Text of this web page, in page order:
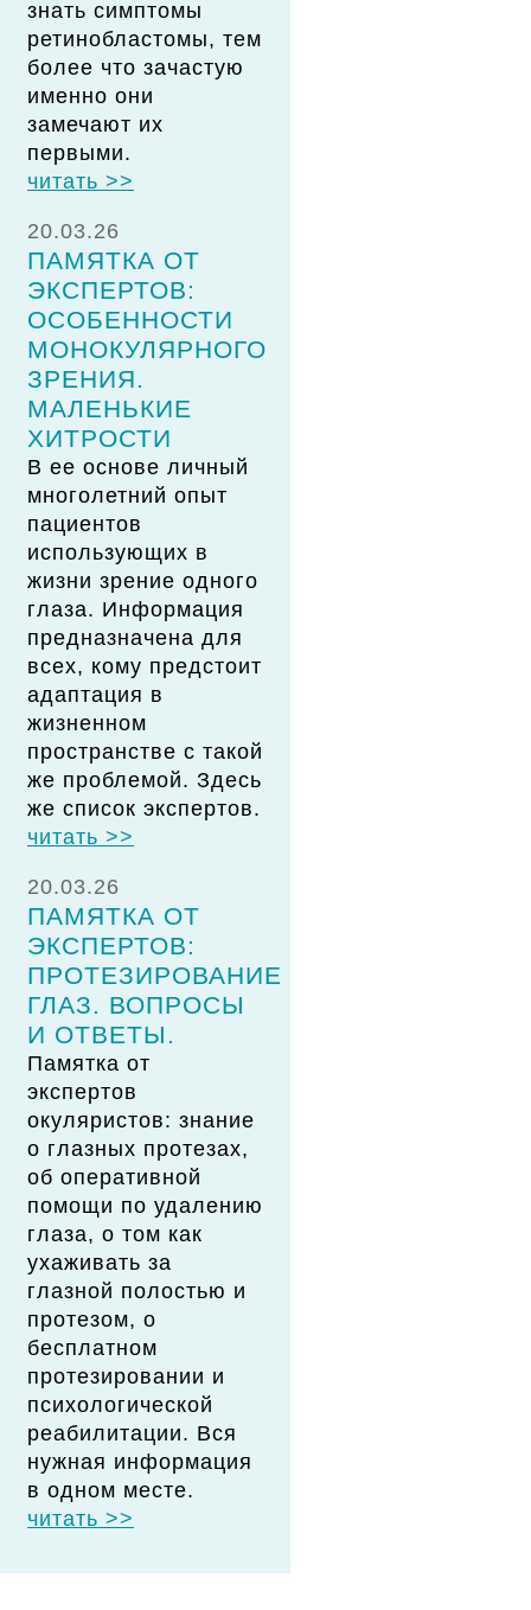
знать симптомы
ретинобластомы, тем
более что зачастую
именно они
замечают их
первыми.
читать >>
20.03.26
ПАМЯТКА ОТ
ЭКСПЕРТОВ:
ОСОБЕННОСТИ
МОНОКУЛЯРНОГО
ЗРЕНИЯ.
МАЛЕНЬКИЕ
ХИТРОСТИ
В ее основе личный
многолетний опыт
пациентов
использующих в
жизни зрение одного
глаза. Информация
предназначена для
всех, кому предстоит
адаптация в
жизненном
пространстве с такой
же проблемой. Здесь
же список экспертов.
читать >>
20.03.26
ПАМЯТКА ОТ
ЭКСПЕРТОВ:
ПРОТЕЗИРОВАНИЕ
ГЛАЗ. ВОПРОСЫ
И ОТВЕТЫ.
Памятка от
экспертов
окуляристов: знание
о глазных протезах,
об оперативной
помощи по удалению
глаза, о том как
ухаживать за
глазной полостью и
протезом, о
бесплатном
протезировании и
психологической
реабилитации. Вся
нужная информация
в одном месте.
читать >>